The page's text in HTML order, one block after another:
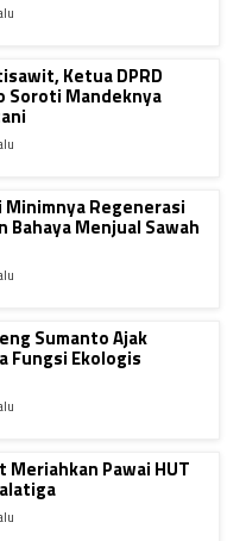
Ketua DPRD
Soroti Mandeknya
Regenerasi
Bahaya Menjual Sawah
Sumanto Ajak
Fungsi Ekologis
Meriahkan Pawai HUT